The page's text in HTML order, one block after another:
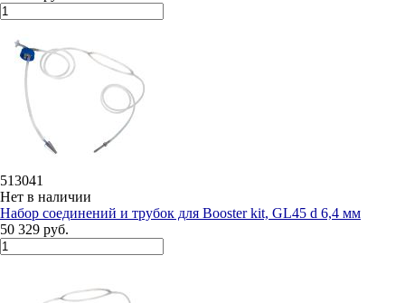
513041
Нет в наличии
Набор соединений и трубок для Booster kit, GL45 d 6,4 мм
50 329 руб.